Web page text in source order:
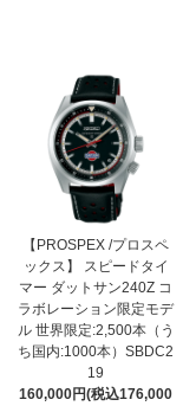
【PROSPEX /プロスペ
ックス】 スピードタイ
マー ダットサン240Z コ
ラボレーション限定モデ
ル 世界限定:2,500本（う
ち国内:1000本）SBDC2
19
160,000円(税込176,000